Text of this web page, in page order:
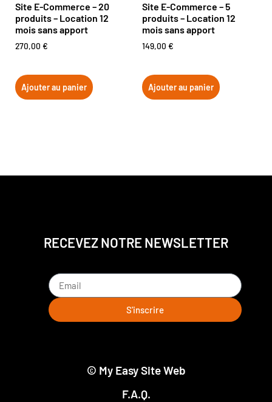
Site E-Commerce – 20
produits – Location 12
mois sans apport
270,00 €
Ajouter au panier
Site E-Commerce – 5
produits – Location 12
mois sans apport
149,00 €
Ajouter au panier
RECEVEZ NOTRE NEWSLETTER
S'inscrire
© My Easy Site Web
F.A.Q.